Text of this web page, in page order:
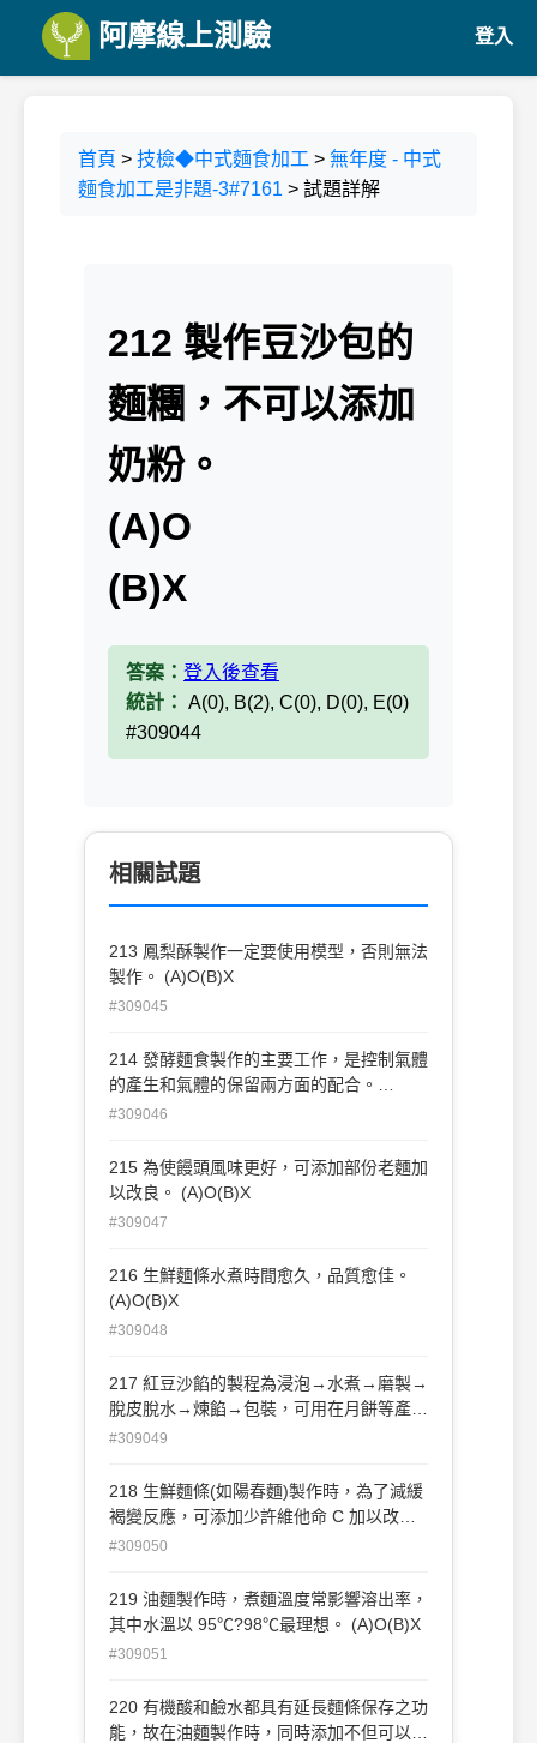
阿摩線上測驗 登入
首頁 > 技檢◆中式麵食加工 > 無年度 - 中式
麵食加工是非題-3#7161 > 試題詳解
212 製作豆沙包的
麵糰，不可以添加
奶粉。
(A)O
(B)X
答案： 登入後查看
統計： A(0), B(2), C(0), D(0), E(0)
#309044
相關試題
213 鳳梨酥製作一定要使用模型，否則無法
製作。 (A)O(B)X
#309045
214 發酵麵食製作的主要工作，是控制氣體
的產生和氣體的保留兩方面的配合。
(A)O(B)X
#309046
215 為使饅頭風味更好，可添加部份老麵加
以改良。 (A)O(B)X
#309047
216 生鮮麵條水煮時間愈久，品質愈佳。
(A)O(B)X
#309048
217 紅豆沙餡的製程為浸泡→水煮→磨製→
脫皮脫水→煉餡→包裝，可用在月餅等產
品。 (A)O(B)X
#309049
218 生鮮麵條(如陽春麵)製作時，為了減緩
褐變反應，可添加少許維他命 C 加以改
善。 (A)O(B)X
#309050
219 油麵製作時，煮麵溫度常影響溶出率，
其中水溫以 95℃?98℃最理想。 (A)O(B)X
#309051
220 有機酸和鹼水都具有延長麵條保存之功
能，故在油麵製作時，同時添加不但可以延